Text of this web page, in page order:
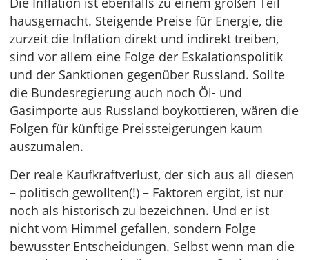
hausgemacht. Steigende Preise für Energie, die
zurzeit die Inflation direkt und indirekt treiben,
sind vor allem eine Folge der Eskalationspolitik
und der Sanktionen gegenüber Russland. Sollte
die Bundesregierung auch noch Öl- und
Gasimporte aus Russland boykottieren, wären die
Folgen für künftige Preissteigerungen kaum
auszumalen.
Der reale Kaufkraftverlust, der sich aus all diesen
– politisch gewollten(!) – Faktoren ergibt, ist nur
noch als historisch zu bezeichnen. Und er ist
nicht vom Himmel gefallen, sondern Folge
bewusster Entscheidungen. Selbst wenn man die